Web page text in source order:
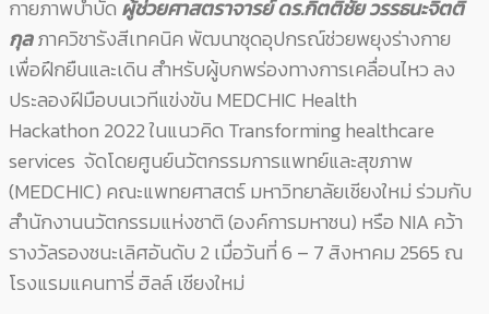
กายภาพบำบัด ผู้ช่วยศาสตราจารย์ ดร.กิตติชัย​ วรรธนะจิตติ
กุล​ ภาควิชารังสีเทคนิค​ พัฒนาชุด​อุปกรณ์​ช่วยพยุงร่างกาย
เพื่อฝึกยืนและเดิน​ สำหรับผู้บกพร่องทางการเคลื่อนไหว ลง
ประลองฝีมือบนเวทีแข่งขัน MEDCHIC Health​
Hackathon 2022 ในแนวคิด Transforming healthcare
services จัดโดยศูนย์นวัตกรรมการแพทย์และสุขภาพ
(MEDCHIC) คณะแพทยศาสตร์ มหาวิทยาลัยเชียงใหม่ ร่วมกับ
สำนักงานนวัตกรรมแห่งชาติ (องค์การมหาชน) หรือ NIA คว้า
รางวัลรองชนะเลิศอันดับ 2 เมื่อวันที่ 6 – 7 สิงหาคม 2565 ณ
โรงแรมแคนทารี่ ฮิลล์ เชียงใหม่